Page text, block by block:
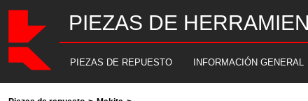
PIEZAS DE
PIEZAS DE REPUESTO INFORMACIÓN GENERAL